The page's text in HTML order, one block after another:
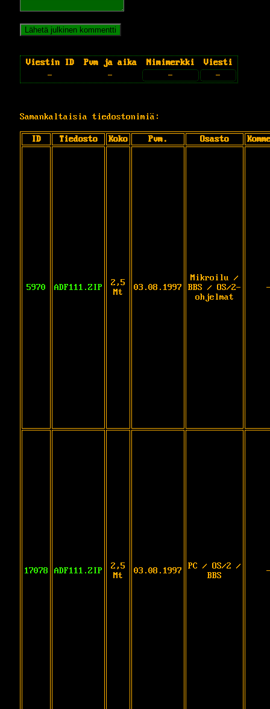
Viestin ID Pvm ja aika Nimimerkki
Viesti
-
- - -
Samankaltaisia tiedostonimiä:
ID Tiedosto Koko Pvm. Osasto
5970 ADF111.ZIP
2,5
Mt
03.08.1997
Mikroilu /
BBS / OS/2-
ohjelmat
17078 ADF111.ZIP
2,5
Mt
03.08.1997
PC / OS/2 /
BBS